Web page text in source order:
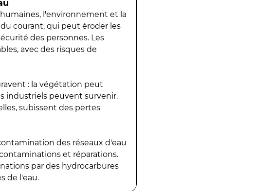
l'environnement et la
courant, qui peut éroder les
des personnes. Les
avec des risques de
: la végétation peut
industriels peuvent survenir.
subissent des pertes
des réseaux d'eau
et réparations.
par des hydrocarbures
de l'eau.